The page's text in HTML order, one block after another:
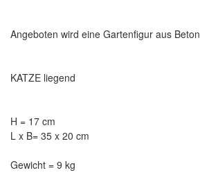
Angeboten wird eine Gartenfigur aus Beton
KATZE liegend
H = 17 cm
L x B= 35 x 20 cm
Gewicht = 9 kg